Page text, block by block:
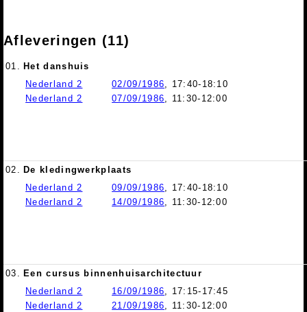
Afleveringen (11)
01. Het danshuis
Nederland 2
02/09/1986, 17:40-18:10
Nederland 2
07/09/1986, 11:30-12:00
02. De kledingwerkplaats
Nederland 2
09/09/1986, 17:40-18:10
Nederland 2
14/09/1986, 11:30-12:00
03. Een cursus binnenhuisarchitectuur
Nederland 2
16/09/1986, 17:15-17:45
Nederland 2
21/09/1986, 11:30-12:00